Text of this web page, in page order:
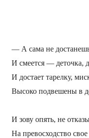
— А сама не
И смеется — деточка,
И достает тарелку,
Высоко подвешены в
И зову опять, не
На превосходство свое